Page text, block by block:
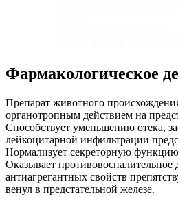
Фармакологическое
Препарат животного
органотропным действием на
Способствует уменьшению отека,
лейкоцитарной инфильтрации
Нормализует секреторную
Оказывает противовоспалительное
антиагрегантных свойств
венул в предстательной железе.